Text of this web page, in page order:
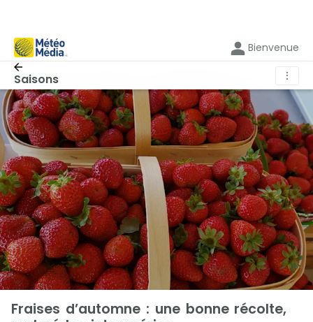
Bienvenue
Saisons ⋮
Fraises d’automne : une bonne récolte,